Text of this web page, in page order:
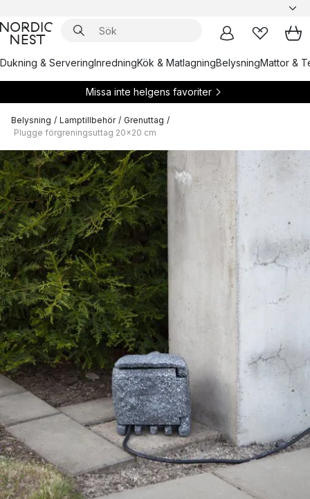
Dukning & ServeringInredningKök & MatlagningBelysningMattor &
Missa inte helgens favoriter
Belysning / Lamptillbehör / Grenuttag /
Plugge förgreningsuttag 20x20 cm